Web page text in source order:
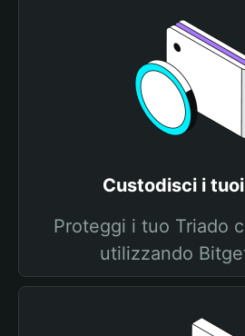
Custodisci i
Proteggi i tuo Triado
utilizzando